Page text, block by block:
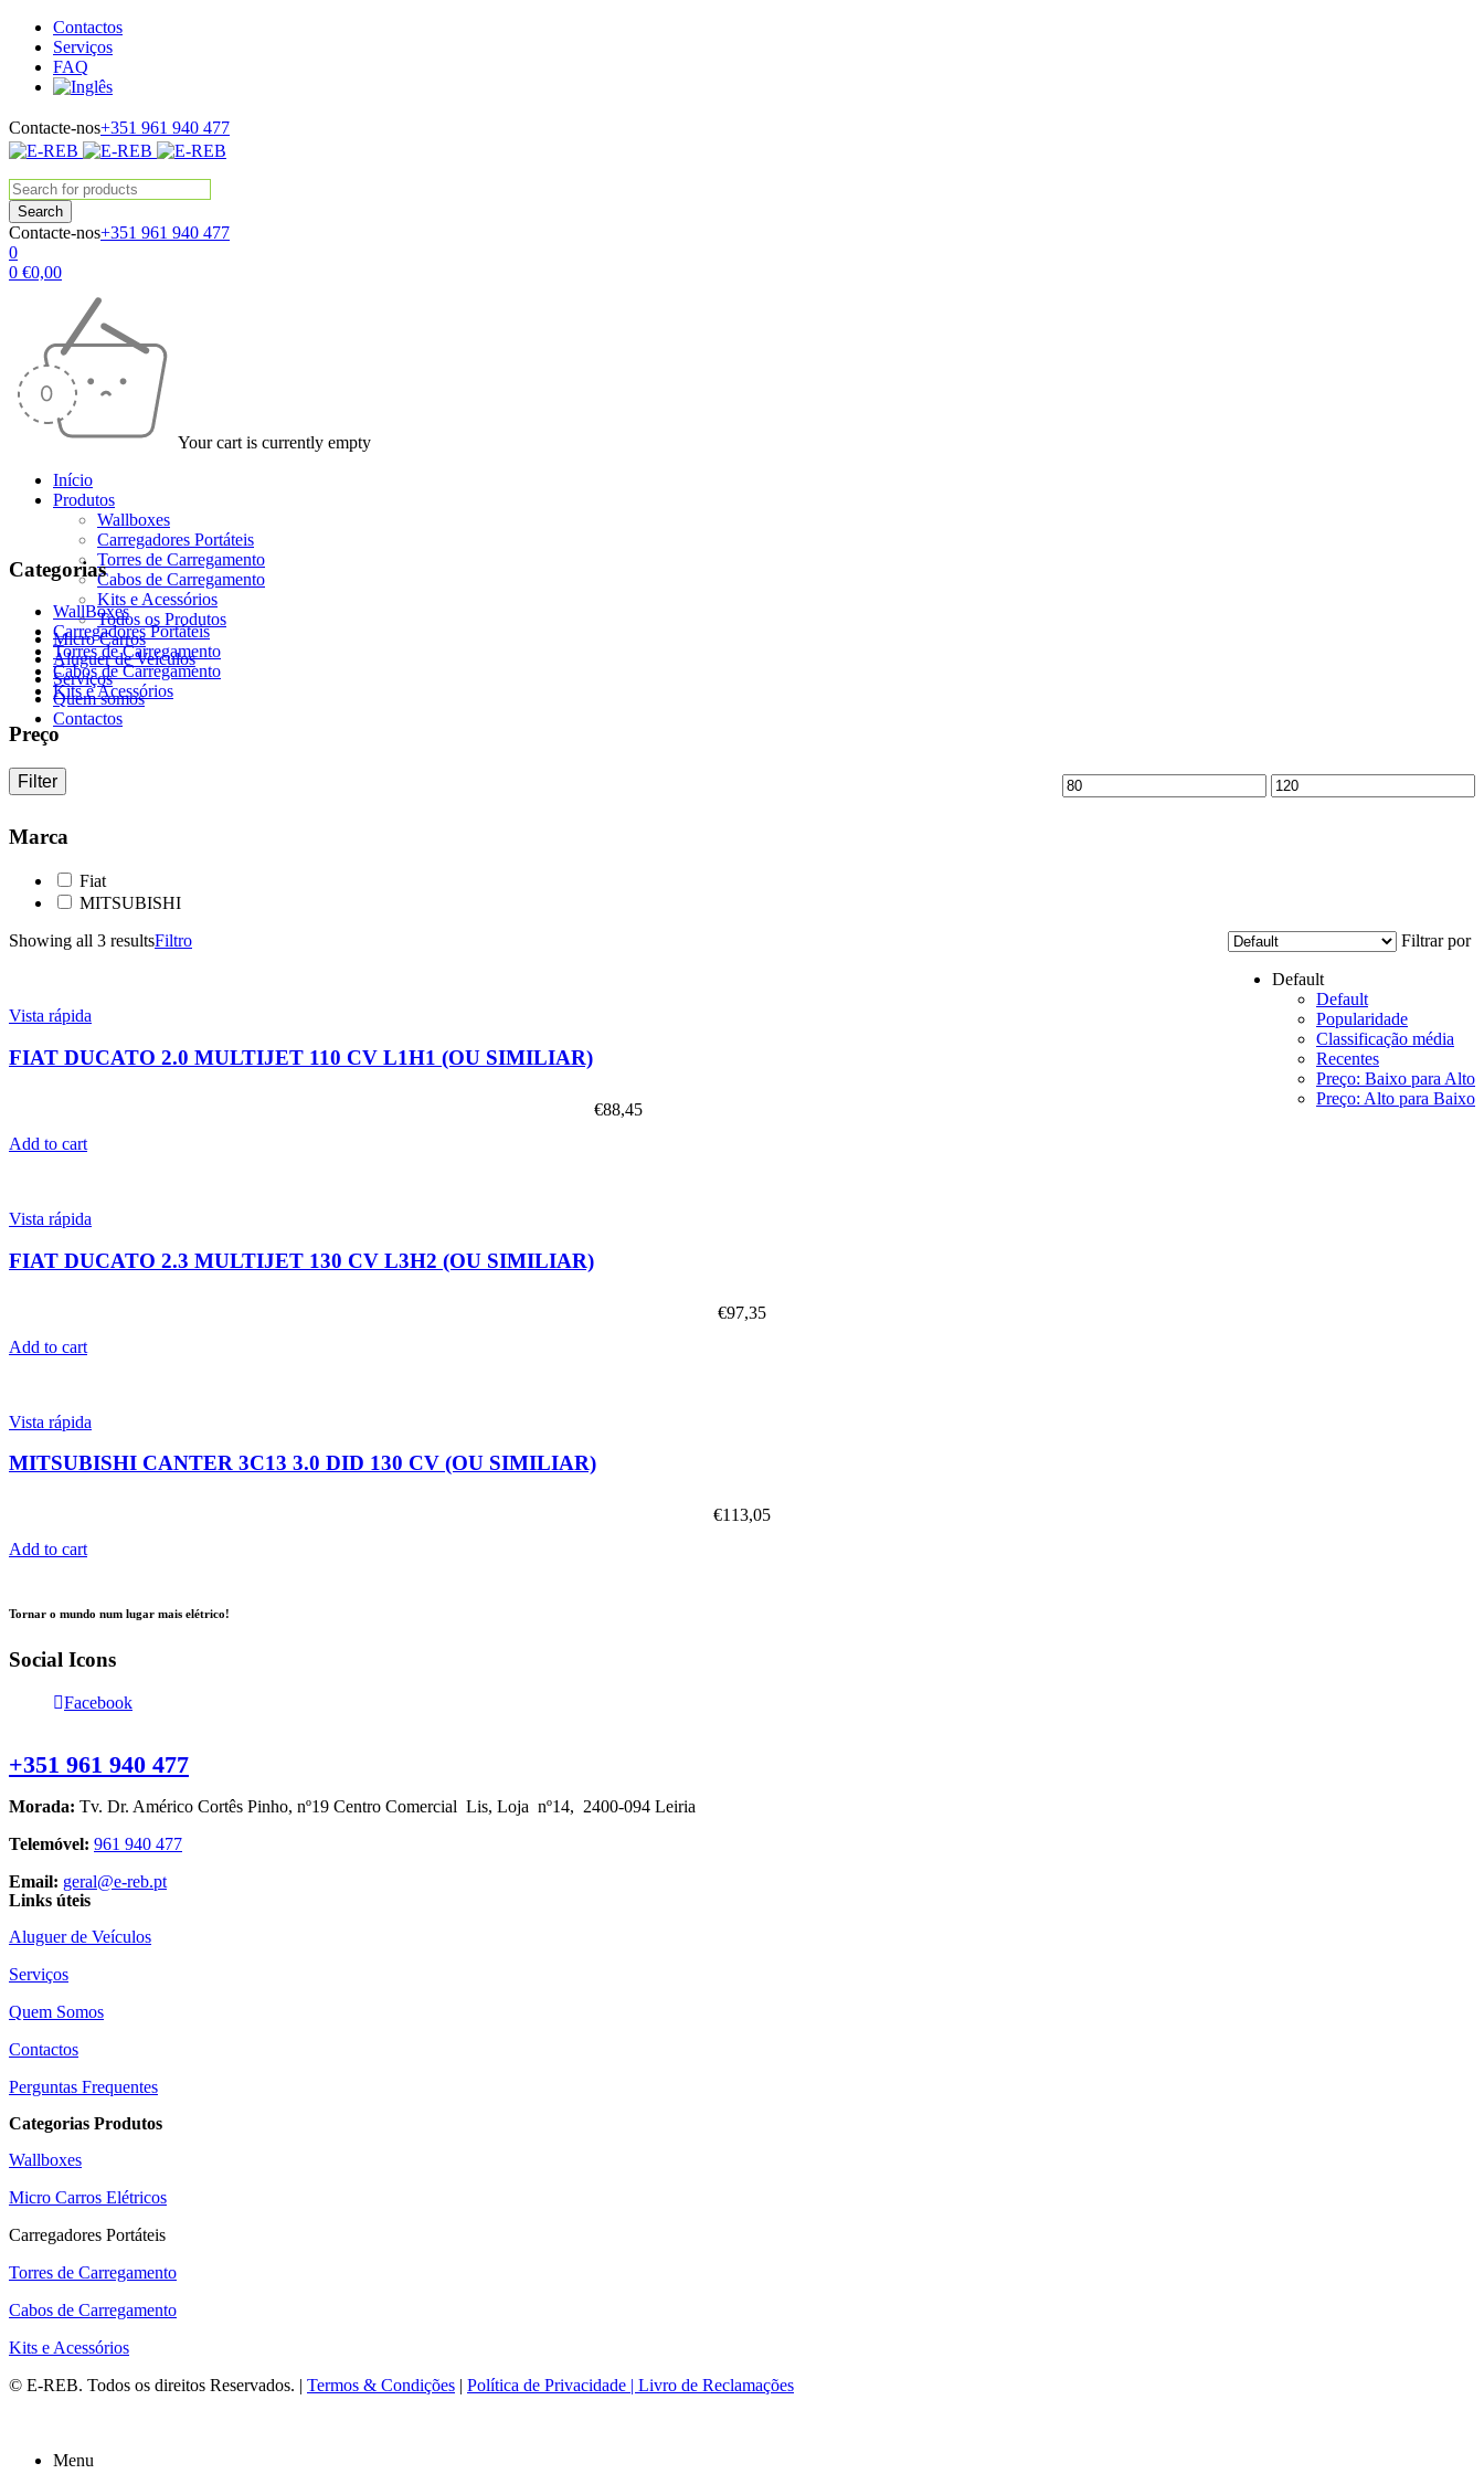
Contactos
Serviços
FAQ
Contacte-nos+351 961 940 477
Contacte-nos+351 961 940 477
0
0 €0,00
Your cart is currently empty
Início
Produtos
Wallboxes
Carregadores Portáteis
Torres de Carregamento
Cabos de Carregamento
Kits e Acessórios
Todos os Produtos
Micro Carros
Aluguer de Veículos
Serviços
Quem somos
Contactos
Categorias
WallBoxes
Carregadores Portáteis
Torres de Carregamento
Cabos de Carregamento
Kits e Acessórios
Preço
Min Max
Filter
Marca
Fiat
MITSUBISHI
Showing all 3 results
Filtrar por
Default
Default
Popularidade
Classificação média
Recentes
Preço: Baixo para Alto
Preço: Alto para Baixo
Filtro
Vista rápida
FIAT DUCATO 2.0 MULTIJET 110 CV L1H1 (OU SIMILIAR)
€88,45
Add to cart
Vista rápida
FIAT DUCATO 2.3 MULTIJET 130 CV L3H2 (OU SIMILIAR)
€97,35
Add to cart
Vista rápida
MITSUBISHI CANTER 3C13 3.0 DID 130 CV (OU SIMILIAR)
€113,05
Add to cart
Tornar o mundo num lugar mais elétrico!
Social Icons
Facebook
+351 961 940 477
Morada: Tv. Dr. Américo Cortês Pinho, nº19 Centro Comercial Lis, Loja nº14, 2400-094 Leiria
Telemóvel: 961 940 477
Email: geral@e-reb.pt
Links úteis
Aluguer de Veículos
Serviços
Quem Somos
Contactos
Perguntas Frequentes
Categorias Produtos
Wallboxes
Micro Carros Elétricos
Carregadores Portáteis
Torres de Carregamento
Cabos de Carregamento
Kits e Acessórios
© E-REB. Todos os direitos Reservados. | Termos & Condições | Política de Privacidade | Livro de Reclamações
Menu